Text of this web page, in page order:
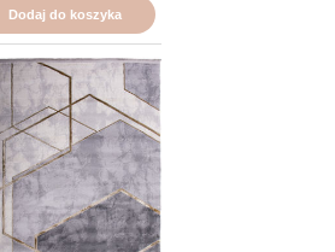
Dodaj do koszyka